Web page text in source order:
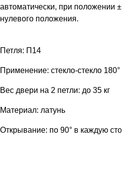
автоматически, при положении ±
нулевого положения.
Петля: П14
Применение: стекло-стекло 180°
Вес двери на 2 петли: до 35 кг
Материал: латунь
Открывание: по 90° в каждую